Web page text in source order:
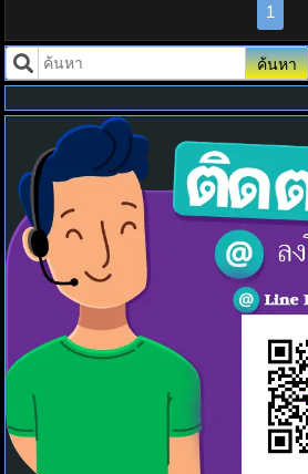
1
ค้นหา